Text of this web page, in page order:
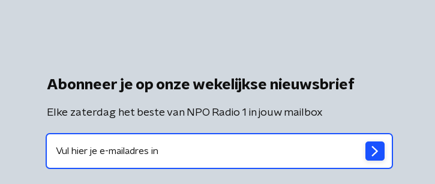
Abonneer je op onze wekelijkse nieuwsbrief
Elke zaterdag het beste van NPO Radio 1 in jouw mailbox